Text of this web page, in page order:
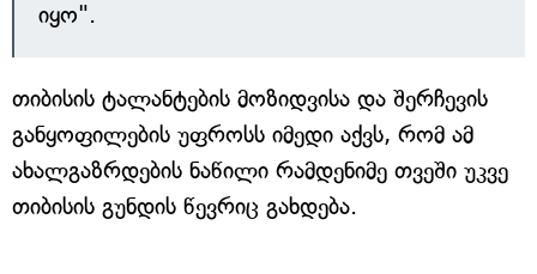
იყო".
თიბისის ტალანტების მოზიდვისა და შერჩევის
განყოფილების უფროსს იმედი აქვს, რომ ამ
ახალგაზრდების ნაწილი რამდენიმე თვეში უკვე
თიბისის გუნდის წევრიც გახდება.